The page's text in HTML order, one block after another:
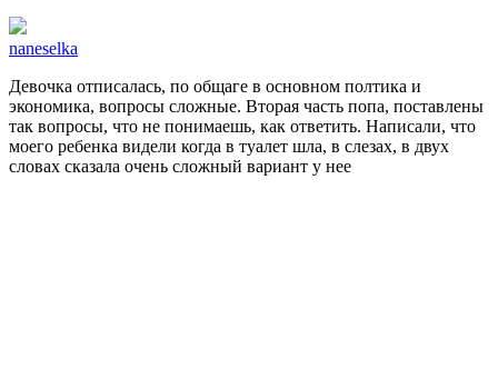
naneselka
Девочка отписалась, по общаге в основном полтика и
экономика, вопросы сложные. Вторая часть попа, поставлены
так вопросы, что не понимаешь, как ответить. Написали, что
моего ребенка видели когда в туалет шла, в слезах, в двух
словах сказала очень сложный вариант у нее